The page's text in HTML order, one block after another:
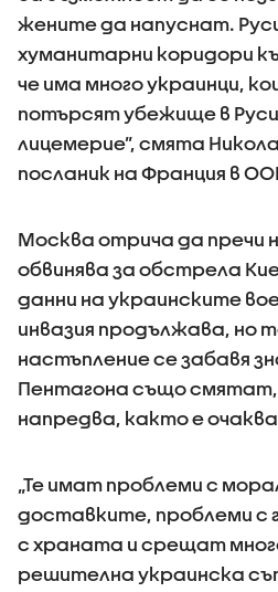
жените да напуснат.
хуманитарни коридори
че има много украинци,
потърсят убежище в
лицемерие”, смята
посланик на Франция в
Москва отрича да пречи
обвинява за обстрела
данни на украинските
инвазия продължава, но
настъпление се забавя
Пентагона също смятат,
напредва, както е
„Те имат проблеми с
доставките, проблеми с
с храната и срещат
решителна украинска